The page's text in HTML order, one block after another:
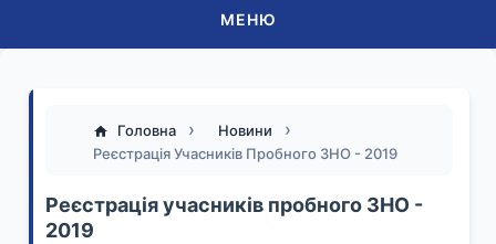
МЕНЮ
Головна
Новини
Реєстрація Учасників Пробного ЗНО - 2019
Реєстрація учасників пробного ЗНО -
2019